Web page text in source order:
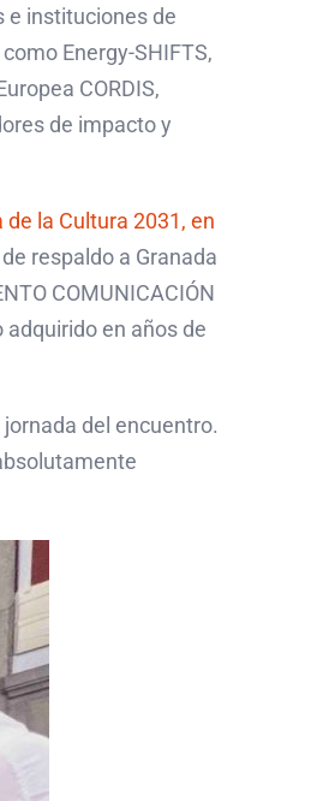
e instituciones de
Energy-SHIFTS,
CORDIS,
de impacto y
de la Cultura 2031, en
respaldo a Granada
COMUNICACIÓN
en años de
del encuentro.